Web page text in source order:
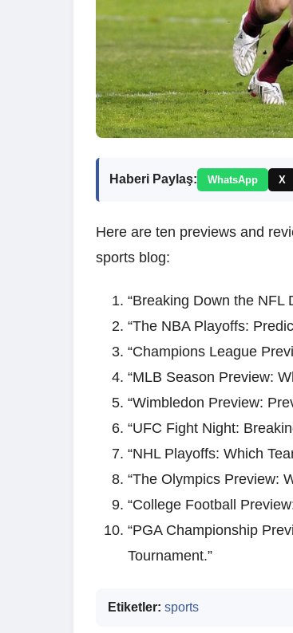
Haberi Paylaş: WhatsApp X
Here are ten previews and
sports blog:
“Breaking Down the NFL
“The NBA Playoffs:
“Champions League
“MLB Season Preview:
“Wimbledon Preview:
“UFC Fight Night:
“NHL Playoffs: Which
“The Olympics Preview:
“College Football
“PGA Championship
Tournament.”
Etiketler: sports